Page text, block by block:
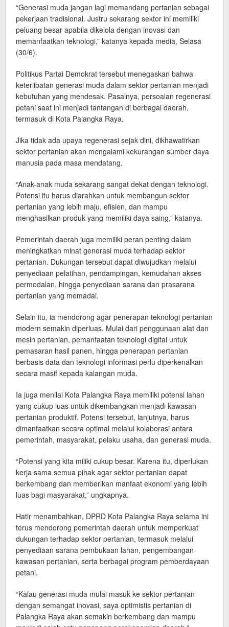
“Generasi muda jangan lagi memandang pertanian sebagai
pekerjaan tradisional. Justru sekarang sektor ini memiliki
peluang besar apabila dikelola dengan inovasi dan
memanfaatkan teknologi,” katanya kepada media, Selasa
(30/6).
Politikus Partai Demokrat tersebut menegaskan bahwa
keterlibatan generasi muda dalam sektor pertanian menjadi
kebutuhan yang mendesak. Pasalnya, persoalan regenerasi
petani saat ini menjadi tantangan di berbagai daerah,
termasuk di Kota Palangka Raya.
Jika tidak ada upaya regenerasi sejak dini, dikhawatirkan
sektor pertanian akan mengalami kekurangan sumber daya
manusia pada masa mendatang.
“Anak-anak muda sekarang sangat dekat dengan teknologi.
Potensi itu harus diarahkan untuk membangun sektor
pertanian yang lebih maju, efisien, dan mampu
menghasilkan produk yang memiliki daya saing,” katanya.
Pemerintah daerah juga memiliki peran penting dalam
meningkatkan minat generasi muda terhadap sektor
pertanian. Dukungan tersebut dapat diwujudkan melalui
penyediaan pelatihan, pendampingan, kemudahan akses
permodalan, hingga penyediaan sarana dan prasarana
pertanian yang memadai.
Selain itu, ia mendorong agar penerapan teknologi pertanian
modern semakin diperluas. Mulai dari penggunaan alat dan
mesin pertanian, pemanfaatan teknologi digital untuk
pemasaran hasil panen, hingga penerapan pertanian
berbasis data dan teknologi informasi perlu diperkenalkan
secara masif kepada kalangan muda.
Ia juga menilai Kota Palangka Raya memiliki potensi lahan
yang cukup luas untuk dikembangkan menjadi kawasan
pertanian produktif. Potensi tersebut, lanjutnya, harus
dimanfaatkan secara optimal melalui kolaborasi antara
pemerintah, masyarakat, pelaku usaha, dan generasi muda.
“Potensi yang kita miliki cukup besar. Karena itu, diperlukan
kerja sama semua pihak agar sektor pertanian dapat
berkembang dan memberikan manfaat ekonomi yang lebih
luas bagi masyarakat,” ungkapnya.
Hatir menambahkan, DPRD Kota Palangka Raya selama ini
terus mendorong pemerintah daerah untuk memperkuat
dukungan terhadap sektor pertanian, termasuk melalui
penyediaan sarana pembukaan lahan, pengembangan
kawasan pertanian, serta berbagai program pemberdayaan
petani.
“Kalau generasi muda mulai masuk ke sektor pertanian
dengan semangat inovasi, saya optimistis pertanian di
Palangka Raya akan semakin berkembang dan mampu